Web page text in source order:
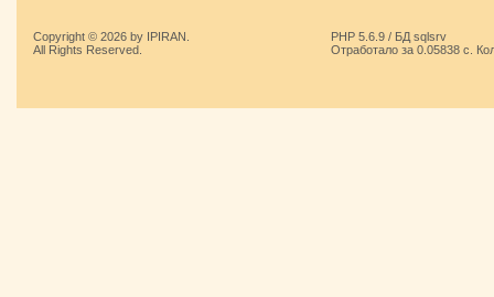
Copyright © 2026 by IPIRAN.
All Rights Reserved.
PHP 5.6.9 / БД sqlsrv
Отработало за 0.05838 с.